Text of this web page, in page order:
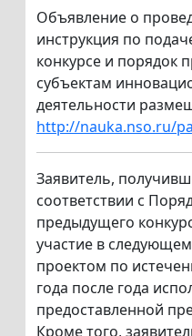
Объявление о
инструкция по
конкурсе и порядок
субъектам
деятельности
http://nauka.nso.ru/
Заявитель,
соответствии с
предыдущего
участие в
проектом по
года после года
предоставленной
Кроме того,